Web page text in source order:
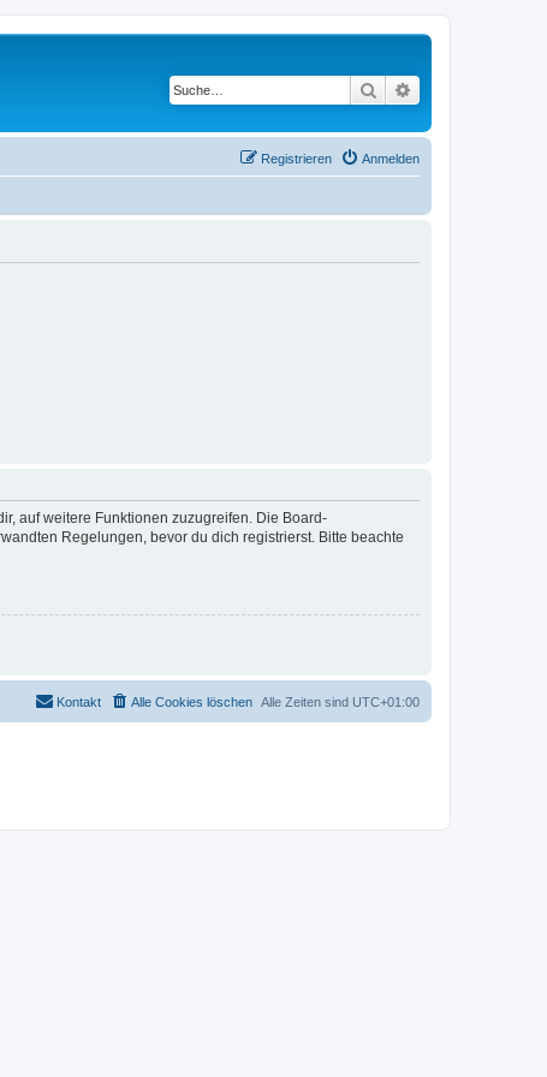
Suche
Anmelden
Registrieren
auf weitere Funktionen zuzugreifen. Die Board-
Regelungen, bevor du dich registrierst. Bitte beachte
Alle Zeiten sind UTC+01:00
Alle Cookies löschen
Kontakt